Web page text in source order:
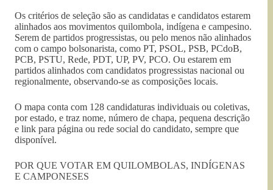
Os critérios de seleção são as candidatas e candidatos estarem
alinhados aos movimentos quilombola, indígena e campesino.
Serem de partidos progressistas, ou pelo menos não alinhados
com o campo bolsonarista, como PT, PSOL, PSB, PCdoB,
PCB, PSTU, Rede, PDT, UP, PV, PCO. Ou estarem em
partidos alinhados com candidatos progressistas nacional ou
regionalmente, observando-se as composições locais.
O mapa conta com 128 candidaturas individuais ou coletivas,
por estado, e traz nome, número de chapa, pequena descrição
e link para página ou rede social do candidato, sempre que
disponível.
POR QUE VOTAR EM QUILOMBOLAS, INDÍGENAS
E CAMPONESES